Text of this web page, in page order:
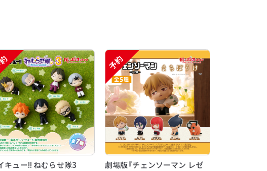
キュー!! ねむらせ隊3
予約
劇場版『チェンソーマン レゼ